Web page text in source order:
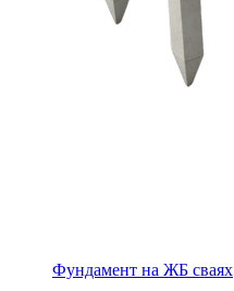
Фундамент на ЖБ сваях